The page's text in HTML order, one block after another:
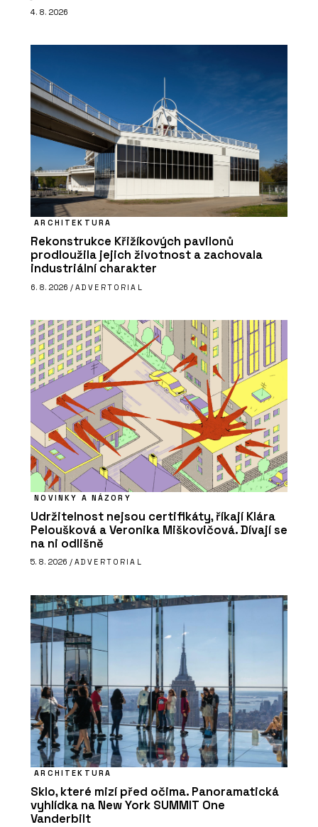
4. 8. 2026
ARCHITEKTURA
Rekonstrukce Křižíkových pavilonů
prodloužila jejich životnost a zachovala
industriální charakter
6. 8. 2026 / ADVERTORIAL
NOVINKY A NÁZORY
Udržitelnost nejsou certifikáty, říkají Klára
Peloušková a Veronika Miškovičová. Dívají se
na ni odlišně
5. 8. 2026 / ADVERTORIAL
ARCHITEKTURA
Sklo, které mizí před očima. Panoramatická
vyhlídka na New York SUMMIT One
Vanderbilt